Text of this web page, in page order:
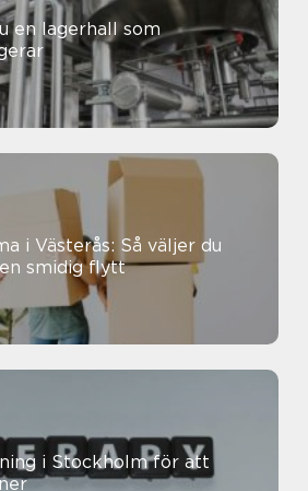
en lagerhall som
i Västerås: Så väljer du
smidig flytt
i Stockholm för att